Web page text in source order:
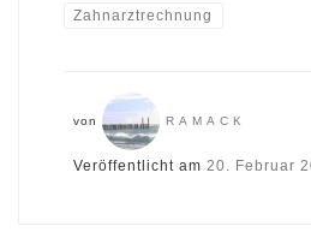
Zahnarztrechnung
von RAMACK
Veröffentlicht am 20. Februar